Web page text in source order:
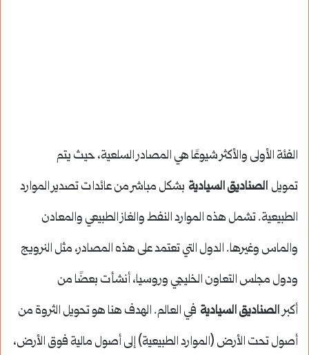
الفئة الأولى والأكثر شيوعًا هي المصادر السلعية، حيث يتم
تمويل الصناديق السيادية بشكل مباشر من عائدات تصدير الموارد
الطبيعية. تشمل هذه الموارد النفط والغاز الطبيعي والمعادن
والماس وغيرها. الدول التي تعتمد على هذه المصادر، مثل النرويج
ودول مجلس التعاون الخليجي وروسيا، أنشأت بعضًا من
أكبرالصناديق السيادية في العالم. الهدف هنا هو تحويل الثروة من
أصول تحت الأرض (الموارد الطبيعية) إلى أصول مالية فوق الأرض،